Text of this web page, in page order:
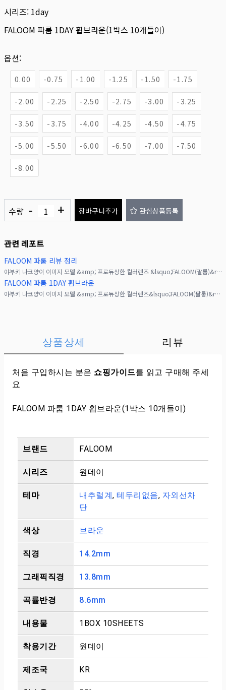
시리즈: 1day
FALOOM 파룸 1DAY 휩브라운(1박스 10개들이)
옵션:
0.00 -0.75 -1.00 -1.25 -1.50 -1.75
-2.00 -2.25 -2.50 -2.75 -3.00 -3.25
-3.50 -3.75 -4.00 -4.25 -4.50 -4.75
-5.00 -5.50 -6.00 -6.50 -7.00 -7.50
-8.00
수량 - + 장바구니추가 관심상품등록
관련 레포트
FALOOM 파룸 리뷰 정리
야부키 나코양이 이미지 모델 &amp; 프로듀싱한 컬러렌즈 &lsquo;FALOOM(팔룸)&rsquo;이 &ldquo;나다움, 더 자유롭게♡&rdquo;라는 콘셉트로 만들어졌어요.
FALOOM 파룸 1DAY 휩브라운
야부키 나코양이 이미지 모델 &amp; 프로듀싱한 컬러렌즈&lsquo;FALOOM(팔룸)&rsquo;이 &ldquo;나다움, 더 자유롭게♡&rdquo;라는 콘셉트로 만들어졌어요.
상품상세 리뷰
처음 구입하시는 분은 쇼핑가이드를 읽고 구매해 주세
요
FALOOM 파룸 1DAY 휩브라운(1박스 10개들이)
브랜드 FALOOM
시리즈 원데이
테마 내추럴계, 테두리없음, 자외선차
단
색상 브라운
직경 14.2mm
그래픽직경 13.8mm
곡률반경 8.6mm
내용물 1BOX 10SHEETS
착용기간 원데이
제조국 KR